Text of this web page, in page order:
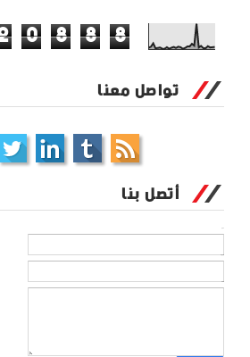
0 8 8 8
تواصل معنا
أتصل بنا